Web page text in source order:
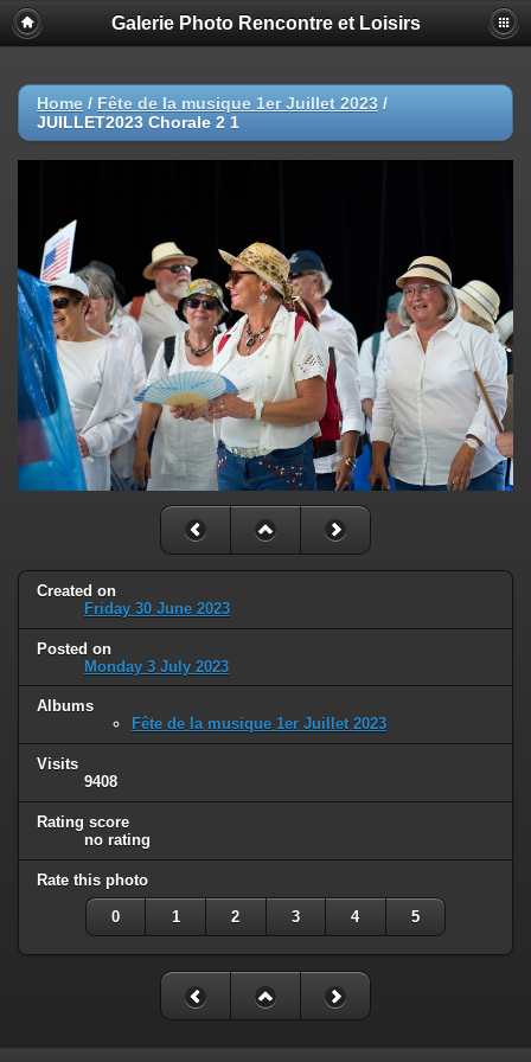
Galerie Photo Rencontre et Loisirs
Home / Fête de la musique 1er Juillet 2023 /
JUILLET2023 Chorale 2 1
Created on
Friday 30 June 2023
Posted on
Monday 3 July 2023
Albums
Fête de la musique 1er Juillet 2023
Visits
9408
Rating score
no rating
Rate this photo
0 1 2 3 4 5